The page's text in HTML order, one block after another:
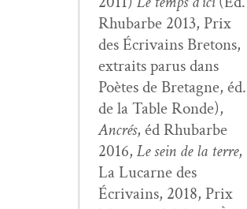
Rhubarbe 2013, Prix
des Écrivains Bre­tons,
extraits parus dans
Poètes de Bre­tagne, éd.
de la Table Ronde),
Ancrés, éd Rhubarbe
2016, Le sein de la terre,
La Lucarne des
Écrivains, 2018, Prix